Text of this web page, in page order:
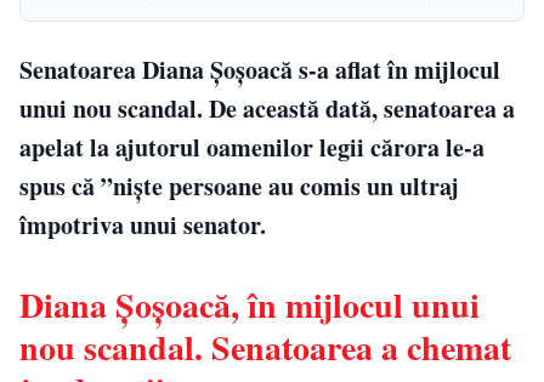
Senatoarea Diana Șoșoacă s-a aflat în mijlocul
unui nou scandal. De această dată, senatoarea a
apelat la ajutorul oamenilor legii cărora le-a
spus că ”niște persoane au comis un ultraj
împotriva unui senator.
Diana Șoșoacă, în mijlocul unui
nou scandal. Senatoarea a chemat